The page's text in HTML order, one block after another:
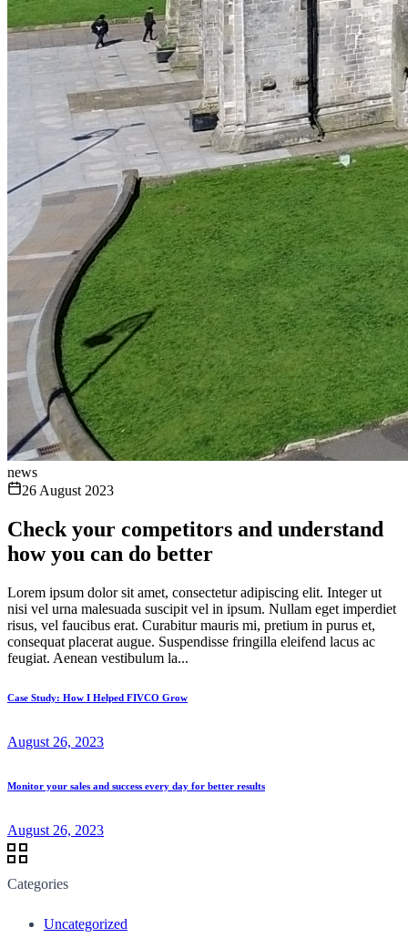
news
26 August 2023
Check your competitors and understand
how you can do better
Lorem ipsum dolor sit amet, consectetur adipiscing elit. Integer ut
nisi vel urna malesuada suscipit vel in ipsum. Nullam eget imperdiet
risus, vel faucibus erat. Curabitur mauris mi, pretium in purus et,
consequat placerat augue. Suspendisse fringilla eleifend lacus ac
feugiat. Aenean vestibulum la...
Case Study: How I Helped FIVCO Grow
August 26, 2023
Monitor your sales and success every day for better results
August 26, 2023
Categories
Uncategorized